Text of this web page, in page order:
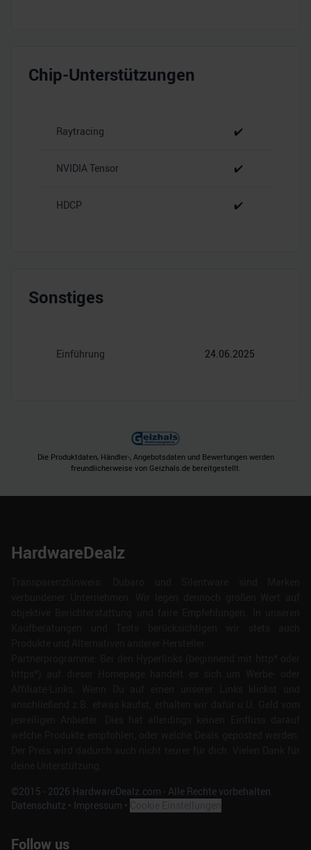
Chip-Unterstützungen
Raytracing ✔️
NVIDIA Tensor ✔️
HDCP ✔️
Sonstiges
Einführung 24.06.2025
Die Produktdaten, Händler-, Angebotsdaten und Bewertungen werden
freundlicherweise von Geizhals.de bereitgestellt.
HardwareDealz
©2015 - 2026 HardwareDealz.com - Alle Rechte vorbehalten.
Datenschutz • Impressum •
Follow us